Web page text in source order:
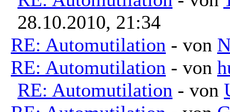
28.10.2010, 21:34
RE: Automutilation - von
RE: Automutilation - von
RE: Automutilation - von